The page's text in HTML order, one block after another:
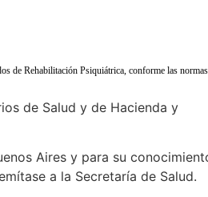
de Rehabilitación Psiquiátrica, conforme las
de Salud y de Hacienda y
Aires y para su
a la Secretaría de Salud.